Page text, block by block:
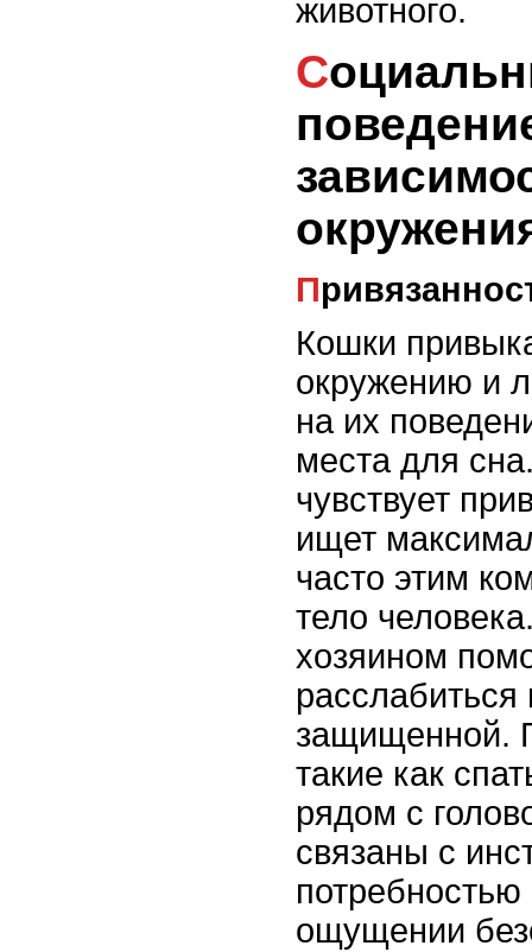
животного.
Социальные факторы:
Кошки
окружению и
на их
места для
чувствует
ищет
часто этим
тело
хозяином
расслабиться
защищенной.
такие как
рядом с
связаны с
потребностью
ощущении